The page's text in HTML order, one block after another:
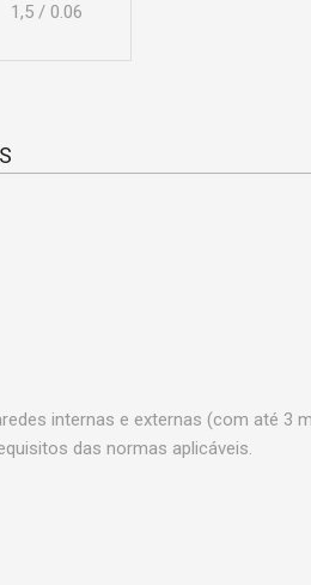
1,5 / 0.06
internas e externas (com até 3
das normas aplicáveis.